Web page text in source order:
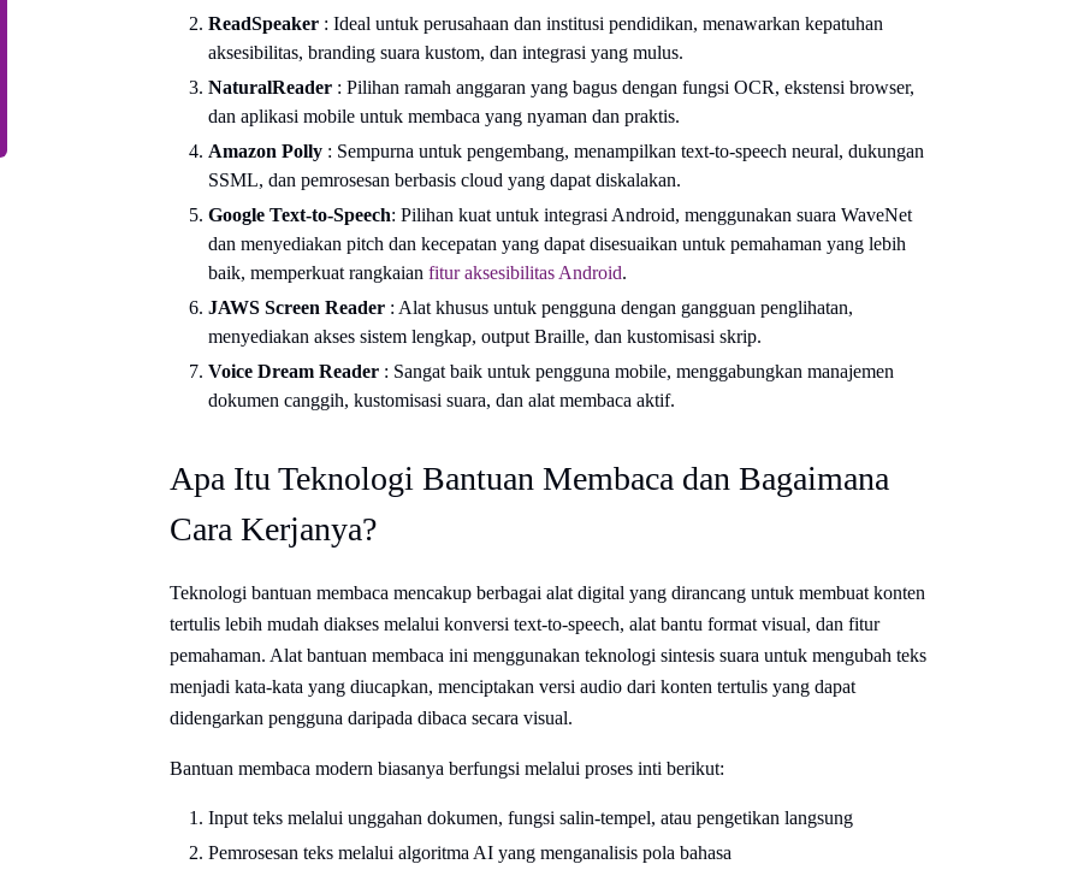
ReadSpeaker : Ideal untuk perusahaan dan institusi pendidikan, menawarkan kepatuhan
aksesibilitas, branding suara kustom, dan integrasi yang mulus.
NaturalReader : Pilihan ramah anggaran yang bagus dengan fungsi OCR, ekstensi browser,
dan aplikasi mobile untuk membaca yang nyaman dan praktis.
Amazon Polly : Sempurna untuk pengembang, menampilkan text-to-speech neural, dukungan
SSML, dan pemrosesan berbasis cloud yang dapat diskalakan.
Google Text-to-Speech: Pilihan kuat untuk integrasi Android, menggunakan suara WaveNet
dan menyediakan pitch dan kecepatan yang dapat disesuaikan untuk pemahaman yang lebih
baik, memperkuat rangkaian fitur aksesibilitas Android.
JAWS Screen Reader : Alat khusus untuk pengguna dengan gangguan penglihatan,
menyediakan akses sistem lengkap, output Braille, dan kustomisasi skrip.
Voice Dream Reader : Sangat baik untuk pengguna mobile, menggabungkan manajemen
dokumen canggih, kustomisasi suara, dan alat membaca aktif.
Apa Itu Teknologi Bantuan Membaca dan Bagaimana
Cara Kerjanya?
Teknologi bantuan membaca mencakup berbagai alat digital yang dirancang untuk membuat konten
tertulis lebih mudah diakses melalui konversi text-to-speech, alat bantu format visual, dan fitur
pemahaman. Alat bantuan membaca ini menggunakan teknologi sintesis suara untuk mengubah teks
menjadi kata-kata yang diucapkan, menciptakan versi audio dari konten tertulis yang dapat
didengarkan pengguna daripada dibaca secara visual.
Bantuan membaca modern biasanya berfungsi melalui proses inti berikut:
Input teks melalui unggahan dokumen, fungsi salin-tempel, atau pengetikan langsung
Pemrosesan teks melalui algoritma AI yang menganalisis pola bahasa